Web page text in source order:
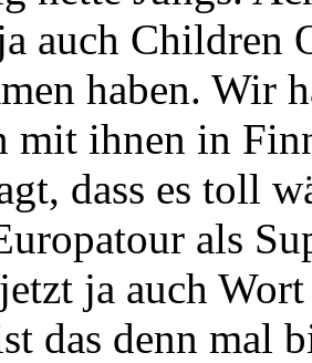
auch Children
haben. Wir
mit ihnen in
dass es toll
als
ja auch
das denn mal